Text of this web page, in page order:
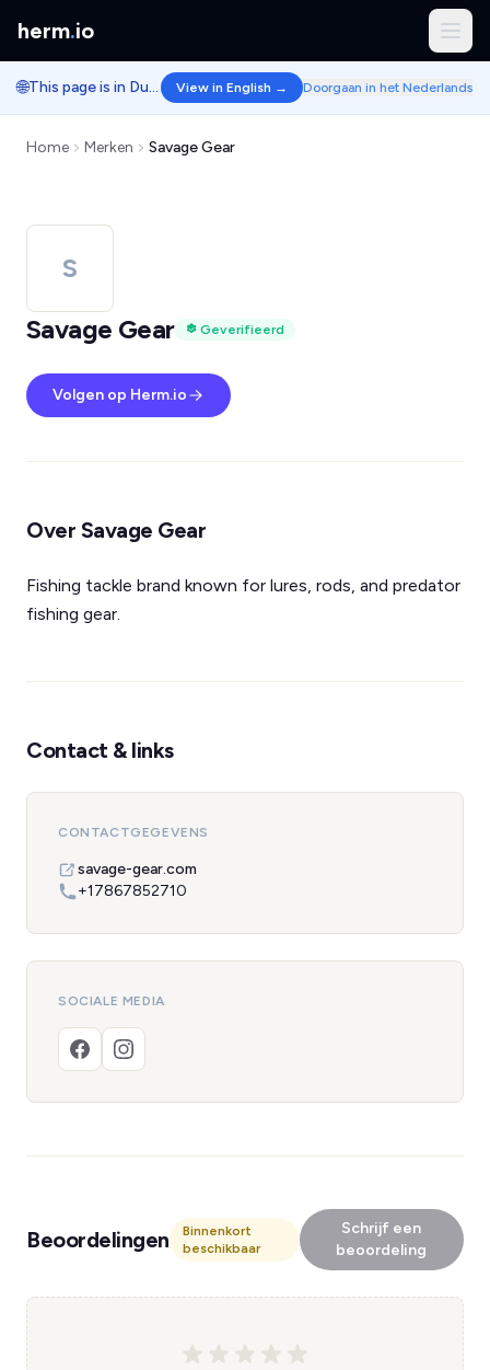
herm.io
🌐 This page is in Dutch. View in English → Doorgaan in het Nederlands
Home Merken Savage Gear
S
Savage Gear
Geverifieerd
Volgen op Herm.io
Over Savage Gear
Fishing tackle brand known for lures, rods, and predator
fishing gear.
Contact & links
CONTACTGEGEVENS
savage-gear.com
+17867852710
SOCIALE MEDIA
Beoordelingen
Binnenkort
beschikbaar
Schrijf een
beoordeling